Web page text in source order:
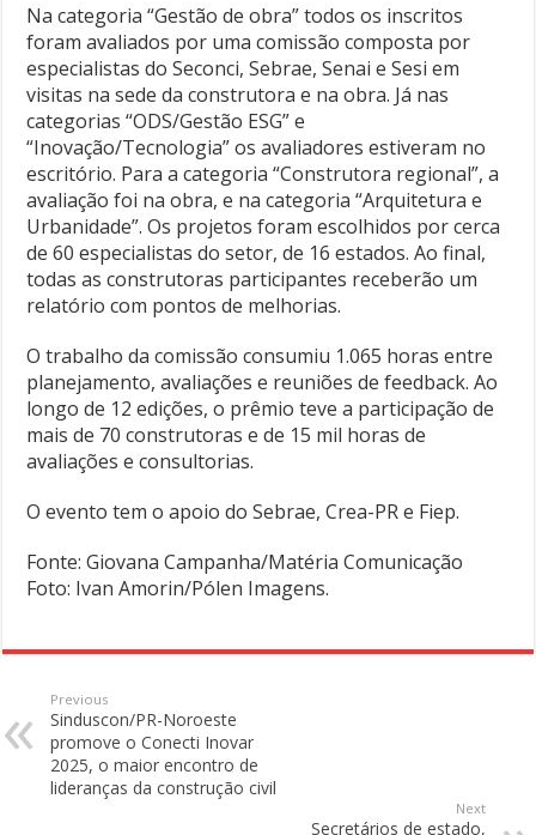
Na categoria “Gestão de obra” todos os inscritos
foram avaliados por uma comissão composta por
especialistas do Seconci, Sebrae, Senai e Sesi em
visitas na sede da construtora e na obra. Já nas
categorias “ODS/Gestão ESG” e
“Inovação/Tecnologia” os avaliadores estiveram no
escritório. Para a categoria “Construtora regional”, a
avaliação foi na obra, e na categoria “Arquitetura e
Urbanidade”. Os projetos foram escolhidos por cerca
de 60 especialistas do setor, de 16 estados. Ao final,
todas as construtoras participantes receberão um
relatório com pontos de melhorias.
O trabalho da comissão consumiu 1.065 horas entre
planejamento, avaliações e reuniões de feedback. Ao
longo de 12 edições, o prêmio teve a participação de
mais de 70 construtoras e de 15 mil horas de
avaliações e consultorias.
O evento tem o apoio do Sebrae, Crea-PR e Fiep.
Fonte: Giovana Campanha/Matéria Comunicação
Foto: Ivan Amorin/Pólen Imagens.
Previous
Sinduscon/PR-Noroeste
promove o Conecti Inovar
2025, o maior encontro de
lideranças da construção civil
Next
Secretários de estado,